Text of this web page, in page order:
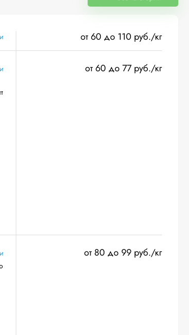
от 60 до 110 руб./кг
от 60 до 77 руб./кг
от 80 до 99 руб./кг